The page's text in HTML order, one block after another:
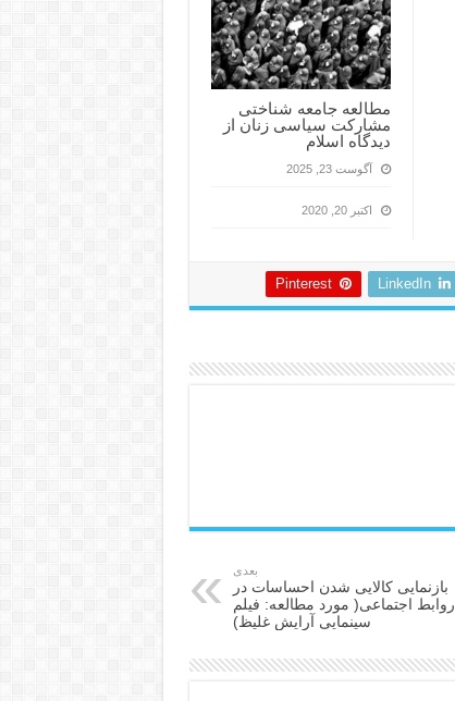
مطالعه جامعه شناختی
مشارکت سیاسی زنان از
دیدگاه اسلام
آگوست 23, 2025
اکتبر 20, 2020
LinkedIn
Pinterest
بعدی
بازنمایی کالایی شدن احساسات در
روابط اجتماعی( مورد مطالعه: فیلم
سینمایی آرایش غلیظ)